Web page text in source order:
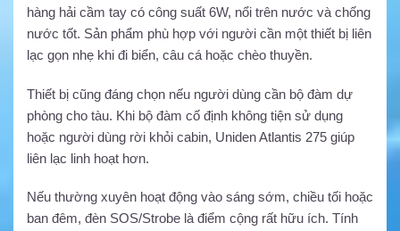
hàng hải cầm tay có công suất 6W, nổi trên nước và chống
nước tốt. Sản phẩm phù hợp với người cần một thiết bị liên
lạc gọn nhẹ khi đi biển, câu cá hoặc chèo thuyền.
Thiết bị cũng đáng chọn nếu người dùng cần bộ đàm dự
phòng cho tàu. Khi bộ đàm cố định không tiện sử dụng
hoặc người dùng rời khỏi cabin, Uniden Atlantis 275 giúp
liên lạc linh hoạt hơn.
Nếu thường xuyên hoạt động vào sáng sớm, chiều tối hoặc
ban đêm, đèn SOS/Strobe là điểm cộng rất hữu ích. Tính